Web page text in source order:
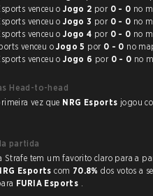
venceu oJogo 2 por 0 - 0 no
venceu oJogo 3 por 0 - 0 no
venceu oJogo 4 por 0 - 0 no
venceu oJogo 5 por 0 - 0 no
venceu oJogo 6 por 0 - 0 no
Head-to-head
vez que NRG Esports jogou
partida
Strafe tem um favorito claro para a
Esportscom 70.8%dos votos a
FURIA Esports .